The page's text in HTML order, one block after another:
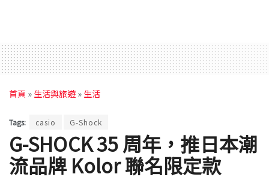
首頁 » 生活與旅遊 » 生活
Tags: casio G-Shock
G-SHOCK 35 周年，推日本潮
流品牌 Kolor 聯名限定款